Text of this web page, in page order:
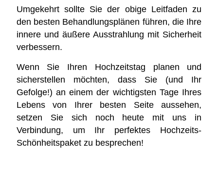
Umgekehrt sollte Sie der obige Leitfaden zu
den besten Behandlungsplänen führen, die Ihre
innere und äußere Ausstrahlung mit Sicherheit
verbessern.
Wenn Sie Ihren Hochzeitstag planen und
sicherstellen möchten, dass Sie (und Ihr
Gefolge!) an einem der wichtigsten Tage Ihres
Lebens von Ihrer besten Seite aussehen,
setzen Sie sich noch heute mit uns in
Verbindung, um Ihr perfektes Hochzeits-
Schönheitspaket zu besprechen!